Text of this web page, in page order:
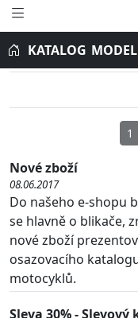
KATALOG MODEL
1
Nové zboží
08.06.2017
Do našeho e-shopu
se hlavně o blikače,
nové zboží
osazovacího
motocyklů.
Sleva 30% - Slevový